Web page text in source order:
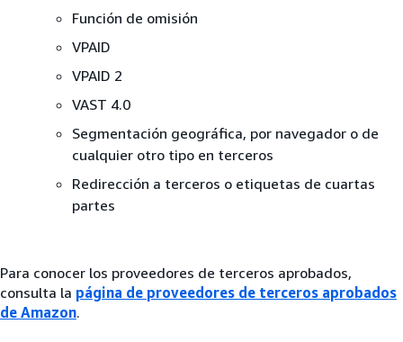
Función de omisión
VPAID
VPAID 2
VAST 4.0
Segmentación geográfica, por navegador o de
cualquier otro tipo en terceros
Redirección a terceros o etiquetas de cuartas
partes
Para conocer los proveedores de terceros aprobados,
consulta la página de proveedores de terceros aprobados
de Amazon.